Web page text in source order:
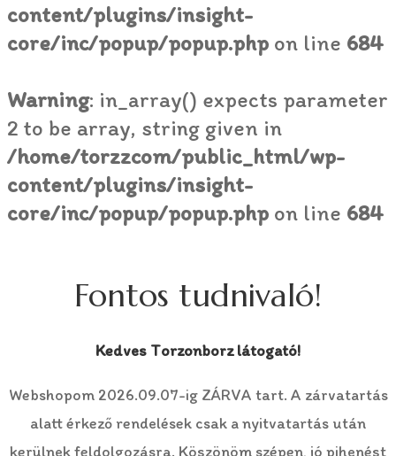
content/plugins/insight-
core/inc/popup/popup.php on line 684
Warning: in_array() expects parameter
2 to be array, string given in
/home/torzzcom/public_html/wp-
content/plugins/insight-
core/inc/popup/popup.php on line 684
Fontos tudnivaló!
Kedves Torzonborz látogató!
Webshopom 2026.09.07-ig ZÁRVA tart. A zárvatartás
alatt érkező rendelések csak a nyitvatartás után
kerülnek feldolgozásra. Köszönöm szépen, jó pihenést